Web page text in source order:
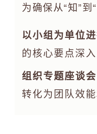
为确保从“知”
以小组为单位
的核心要点深入
组织专题座谈会
转化为团队效能